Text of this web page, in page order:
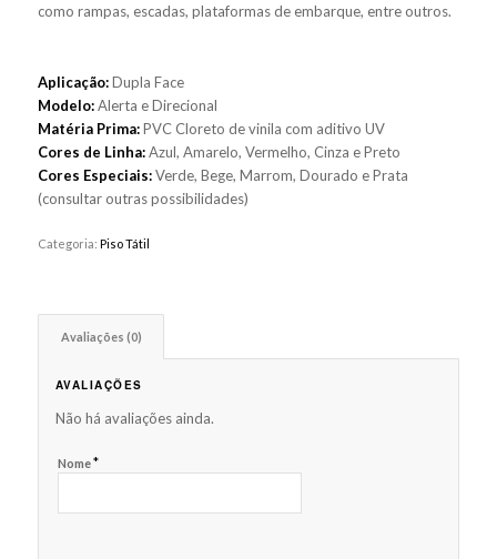
como rampas, escadas, plataformas de embarque, entre outros.
Aplicação:Dupla Face
Modelo:Alerta e Direcional
Matéria Prima:PVC Cloreto de vinila com aditivo UV
Cores de Linha:Azul, Amarelo, Vermelho, Cinza e Preto
Cores Especiais:Verde, Bege, Marrom, Dourado e Prata
(consultar outras possibilidades)
Categoria: Piso Tátil
Avaliações (0)
AVALIAÇÕES
Não há avaliações ainda.
Nome*